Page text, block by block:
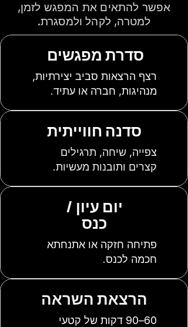
אפשר להתאים את המפגש לזמן,
למטרה, לקהל ולמסגרת.
סדרת מפגשים
רצף הרצאות סביב יצירתיות,
מנהיגות, חברה או עתיד.
סדנה חווייתית
צפייה, שיחה, תרגילים
קצרים ותובנות מעשיות.
יום עיון /
כנס
פתיחה חזקה או אתנחתא
חכמה לכנס.
הרצאת השראה
60–90 דקות של קטעי